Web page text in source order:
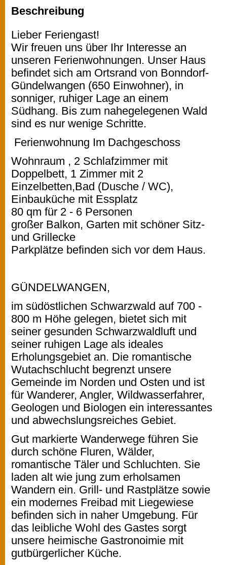
Beschreibung
Lieber Feriengast!
Wir freuen uns über Ihr Interesse an
unseren Ferienwohnungen. Unser Haus
befindet sich am Ortsrand von Bonndorf-
Gündelwangen (650 Einwohner), in
sonniger, ruhiger Lage an einem
Südhang. Bis zum nahegelegenen Wald
sind es nur wenige Schritte.
Ferienwohnung Im Dachgeschoss
Wohnraum , 2 Schlafzimmer mit
Doppelbett, 1 Zimmer mit 2
Einzelbetten,Bad (Dusche / WC),
Einbauküche mit Essplatz
80 qm für 2 - 6 Personen
großer Balkon, Garten mit schöner Sitz-
und Grillecke
Parkplätze befinden sich vor dem Haus.
GÜNDELWANGEN,
im südöstlichen Schwarzwald auf 700 -
800 m Höhe gelegen, bietet sich mit
seiner gesunden Schwarzwaldluft und
seiner ruhigen Lage als ideales
Erholungsgebiet an. Die romantische
Wutachschlucht begrenzt unsere
Gemeinde im Norden und Osten und ist
für Wanderer, Angler, Wildwasserfahrer,
Geologen und Biologen ein interessantes
und abwechslungsreiches Gebiet.
Gut markierte Wanderwege führen Sie
durch schöne Fluren, Wälder,
romantische Täler und Schluchten. Sie
laden alt wie jung zum erholsamen
Wandern ein. Grill- und Rastplätze sowie
ein modernes Freibad mit Liegewiese
befinden sich in naher Umgebung. Für
das leibliche Wohl des Gastes sorgt
unsere heimische Gastronoimie mit
gutbürgerlicher Küche.